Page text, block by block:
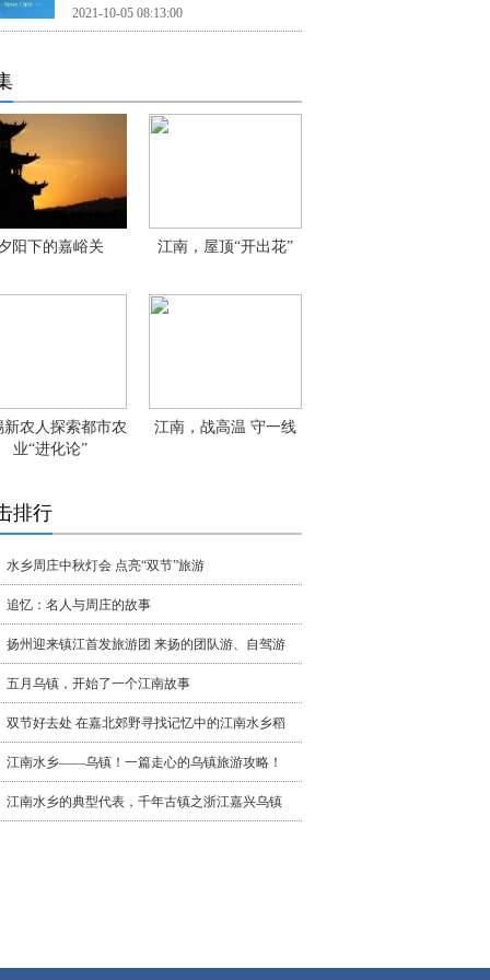
2021-10-05 08:13:00
阳下的嘉峪关 江南，屋顶“开出花”
新农人探索都市农
业“进化论”
江南，战高温 守一线
排行
水乡周庄中秋灯会 点亮“双节”旅游
追忆：名人与周庄的故事
扬州迎来镇江首发旅游团 来扬的团队游、自驾游
五月乌镇，开始了一个江南故事
双节好去处 在嘉北郊野寻找记忆中的江南水乡稻
江南水乡——乌镇！一篇走心的乌镇旅游攻略！
江南水乡的典型代表，千年古镇之浙江嘉兴乌镇